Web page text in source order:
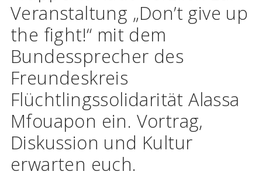
Veranstaltung „Don’t give up
the fight!“ mit dem
Bundessprecher des
Freundeskreis
Flüchtlingssolidarität Alassa
Mfouapon ein. Vortrag,
Diskussion und Kultur
erwarten euch.